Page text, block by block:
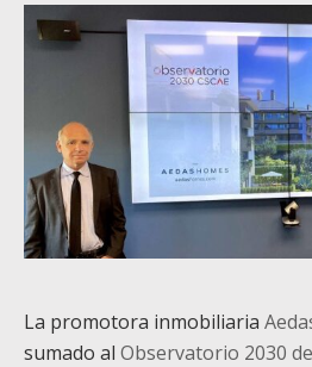
La promotora inmobiliaria
sumado al Observatorio 2030